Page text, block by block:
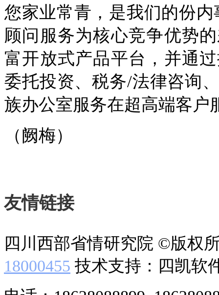
您家业常青，是我们的份
顾问服务为核心竞争优势
富开放式产品平台，并通
委托投资、税务/法律咨询
族办公室服务在超高端客户
（阙梅）
友情链接
四川西部省情研究院 ©版权
18000455 技术支持：四凯软